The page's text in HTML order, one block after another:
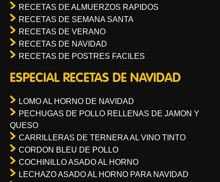
RECETAS DE ALMUERZOS RAPIDOS
RECETAS DE SEMANA SANTA
RECETAS DE VERANO
RECETAS DE NAVIDAD
RECETAS DE POSTRES FACILES
ESPECIAL RECETAS DE NAVIDAD
LOMO AL HORNO DE NAVIDAD
PECHUGAS DE POLLO RELLENAS DE JAMON Y
QUESO
CARRILLERAS DE TERNERA AL VINO TINTO
CORDON BLEU DE POLLO
COCHINILLO ASADO AL HORNO
LECHAZO ASADO AL HORNO PARA NAVIDAD